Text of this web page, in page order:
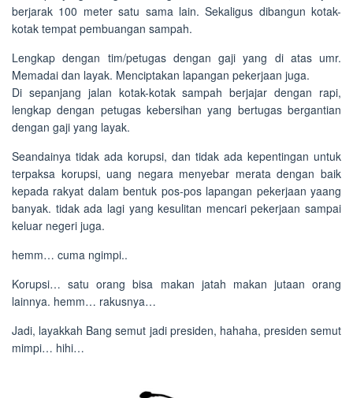
berjarak 100 meter satu sama lain. Sekaligus dibangun kotak-
kotak tempat pembuangan sampah.
Lengkap dengan tim/petugas dengan gaji yang di atas umr.
Memadai dan layak. Menciptakan lapangan pekerjaan juga.
Di sepanjang jalan kotak-kotak sampah berjajar dengan rapi,
lengkap dengan petugas kebersihan yang bertugas bergantian
dengan gaji yang layak.
Seandainya tidak ada korupsi, dan tidak ada kepentingan untuk
terpaksa korupsi, uang negara menyebar merata dengan baik
kepada rakyat dalam bentuk pos-pos lapangan pekerjaan yaang
banyak. tidak ada lagi yang kesulitan mencari pekerjaan sampai
keluar negeri juga.
hemm… cuma ngimpi..
Korupsi… satu orang bisa makan jatah makan jutaan orang
lainnya. hemm… rakusnya…
Jadi, layakkah Bang semut jadi presiden, hahaha, presiden semut
mimpi… hihi…